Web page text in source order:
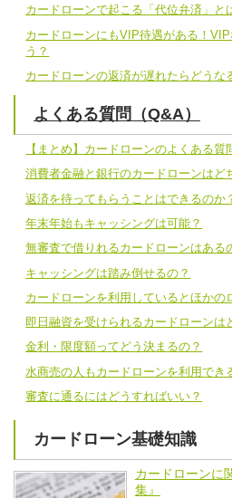
カードローンで起こる「代位弁済」と
カードローンにもVIP待遇がある！
う？
カードローンの返済が遅れたらどうな
よくある質問（Q&A）
【まとめ】カードローンのよくある質
消費者金融と銀行のカードローンはど
返済を待ってもらうことはできるのか
年末年始もキャッシングは可能？
無審査で借りれるカードローンはある
キャッシングは踏み倒せるの？
カードローンを利用しているとほかの
即日融資を受けられるカードローンは
金利・限度額ってどう決まるの？
水商売の人もカードローンを利用でき
審査に通るにはどうすればいい？
カードローン基礎知識
カードローンに
集』